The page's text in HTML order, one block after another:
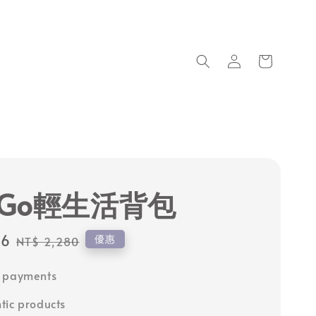
輕生活背包
Regular
NT$ 2,280 優惠
payments
products